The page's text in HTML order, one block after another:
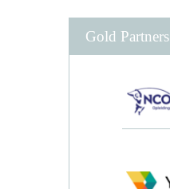
Gold Partners